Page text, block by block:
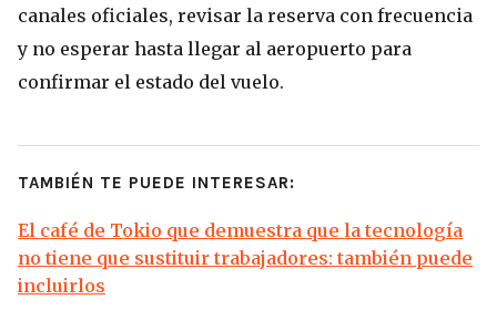
canales oficiales, revisar la reserva con frecuencia
y no esperar hasta llegar al aeropuerto para
confirmar el estado del vuelo.
TAMBIÉN TE PUEDE INTERESAR:
El café de Tokio que demuestra que la tecnología
no tiene que sustituir trabajadores: también puede
incluirlos